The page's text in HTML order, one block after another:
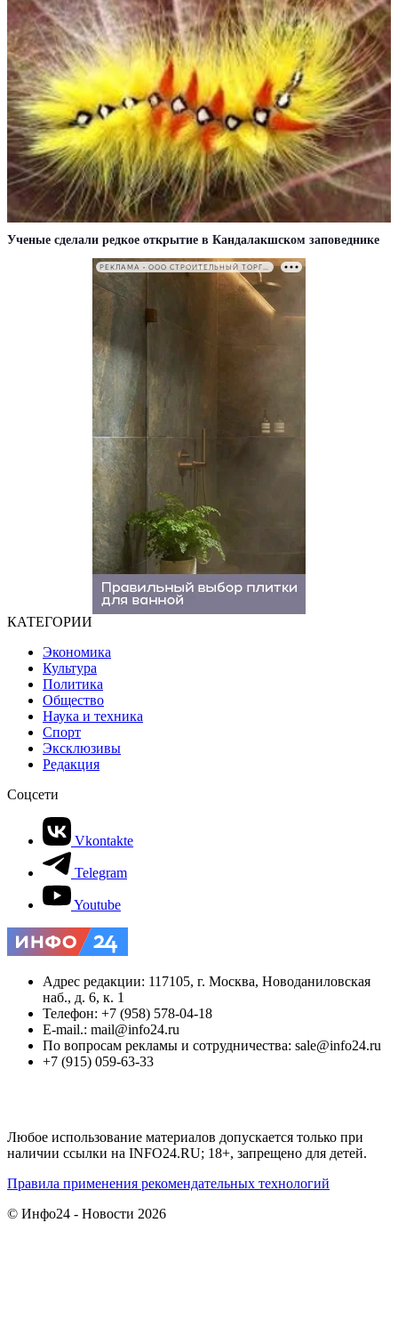
Ученые сделали редкое открытие в Кандалакшском заповеднике
РЕКЛАМА • ООО СТРОИТЕЛЬНЫЙ ТОРГОВЫЙ ДОМ «ПЕТРОВИЧ». ИНН: 7802348846
КАТЕГОРИИ
Экономика
Культура
Политика
Общество
Наука и техника
Спорт
Эксклюзивы
Редакция
Соцсети
Vkontakte
Telegram
Youtube
Адрес редакции: 117105, г. Москва, Новоданиловская
наб., д. 6, к. 1
Телефон: +7 (958) 578-04-18
E-mail.: mail@info24.ru
По вопросам рекламы и сотрудничества: sale@info24.ru
+7 (915) 059-63-33
Любое использование материалов допускается только при
наличии ссылки на INFO24.RU; 18+, запрещено для детей.
Правила применения рекомендательных технологий
© Инфо24 - Новости 2026